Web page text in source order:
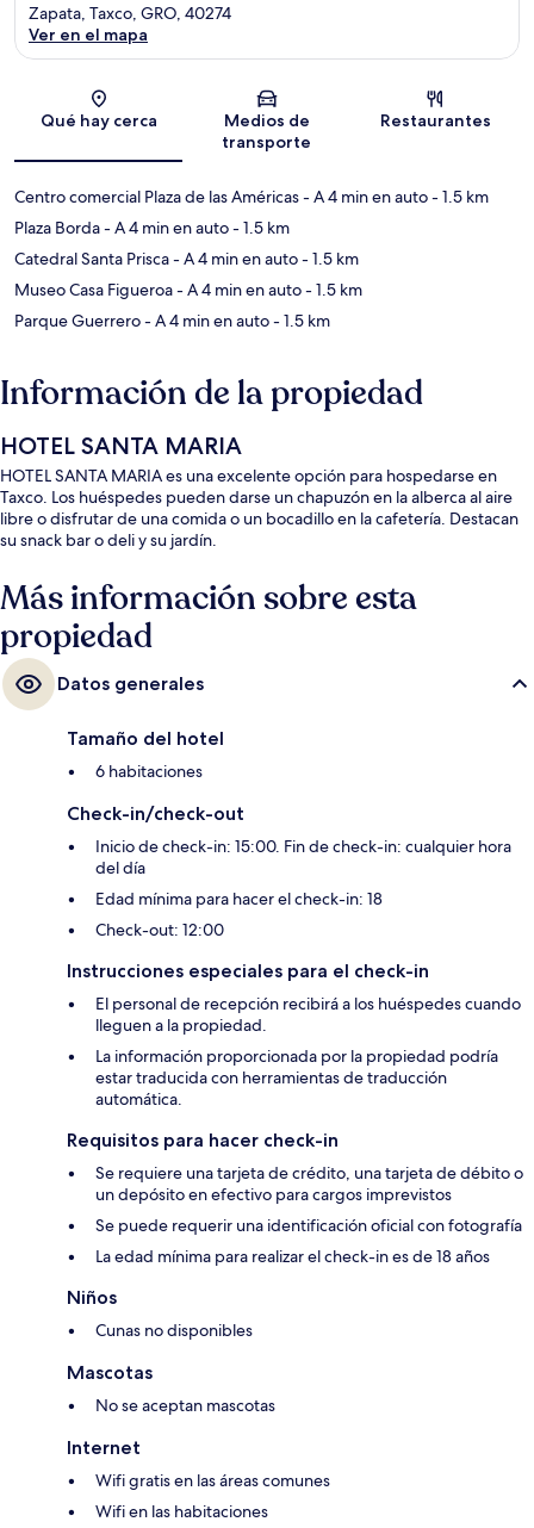
Sección del mapa
Zapata, Taxco, GRO, 40274
Ver en el mapa
Qué hay cerca
Medios de
transporte
Restaurantes
Centro comercial Plaza de las Américas- A 4 min en auto- 1.5 km
Plaza Borda- A 4 min en auto- 1.5 km
Catedral Santa Prisca- A 4 min en auto- 1.5 km
Museo Casa Figueroa- A 4 min en auto- 1.5 km
Parque Guerrero- A 4 min en auto- 1.5 km
Información de la propiedad
HOTEL SANTA MARIA
HOTEL SANTA MARIA es una excelente opción para hospedarse en
Taxco. Los huéspedes pueden darse un chapuzón en la alberca al aire
libre o disfrutar de una comida o un bocadillo en la cafetería. Destacan
su snack bar o deli y su jardín.
Más información sobre esta
propiedad
Datos generales
Tamaño del hotel
6 habitaciones
Check-in/check-out
Inicio de check-in: 15:00. Fin de check-in: cualquier hora
del día
Edad mínima para hacer el check-in: 18
Check-out: 12:00
Instrucciones especiales para el check-in
El personal de recepción recibirá a los huéspedes cuando
lleguen a la propiedad.
La información proporcionada por la propiedad podría
estar traducida con herramientas de traducción
automática.
Requisitos para hacer check-in
Se requiere una tarjeta de crédito, una tarjeta de débito o
un depósito en efectivo para cargos imprevistos
Se puede requerir una identificación oficial con fotografía
La edad mínima para realizar el check-in es de 18 años
Niños
Cunas no disponibles
Mascotas
No se aceptan mascotas
Internet
Wifi gratis en las áreas comunes
Wifi en las habitaciones